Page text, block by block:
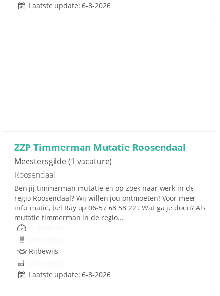
Laatste update: 6-8-2026
ZZP Timmerman Mutatie Roosendaal
Meestersgilde(1 vacature)
Roosendaal
Ben jij timmerman mutatie en op zoek naar werk in de
regio Roosendaal? Wij willen jou ontmoeten! Voor meer
informatie, bel Ray op 06-57 68 58 22 . Wat ga je doen? Als
mutatie timmerman in de regio...
Rijbewijs
Laatste update: 6-8-2026